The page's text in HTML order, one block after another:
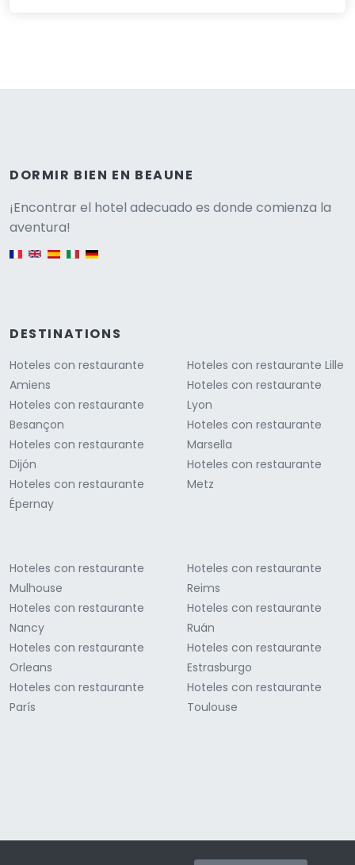
DORMIR BIEN EN BEAUNE
¡Encontrar el hotel adecuado es donde comienza la
aventura!
DESTINATIONS
Hoteles con restaurante
Amiens
Hoteles con restaurante
Besançon
Hoteles con restaurante
Dijón
Hoteles con restaurante
Épernay
Hoteles con restaurante Lille
Hoteles con restaurante
Lyon
Hoteles con restaurante
Marsella
Hoteles con restaurante
Metz
Hoteles con restaurante
Mulhouse
Hoteles con restaurante
Nancy
Hoteles con restaurante
Orleans
Hoteles con restaurante
París
Hoteles con restaurante
Reims
Hoteles con restaurante
Ruán
Hoteles con restaurante
Estrasburgo
Hoteles con restaurante
Toulouse